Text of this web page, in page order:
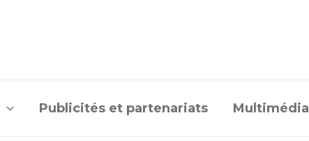
Publicités et partenariats Multimédia